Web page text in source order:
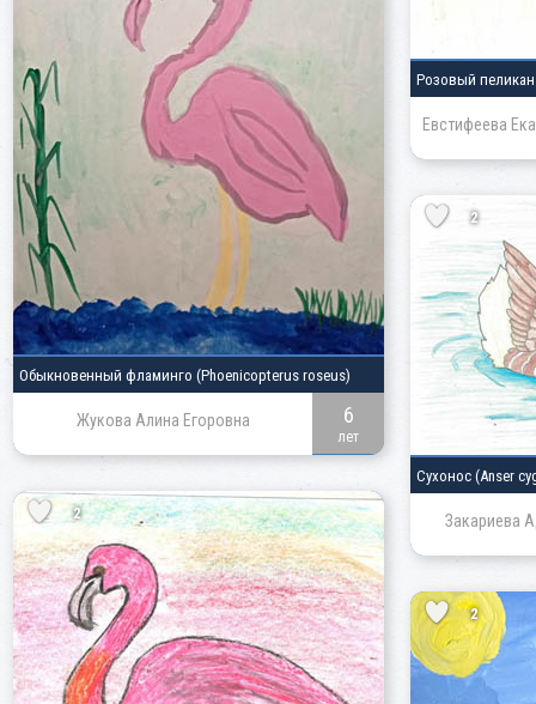
Розовый
Евстифеева
Обыкновенный фламинго (Phoenicopterus roseus)
Жукова Алина Егоровна 6
лет
2
Сухонос (Anser
Закариева
2
2